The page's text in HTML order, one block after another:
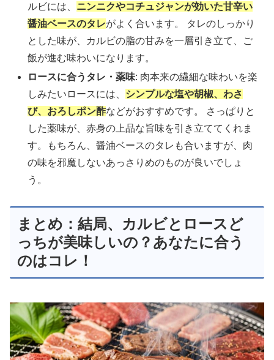
ルビには、 ニンニクやコチュジャンが効いた甘辛い
醤油ベースのタレがよく合います。 タレのしっかり
とした味が、カルビの脂の甘みを一層引き立て、ご
飯が進む味わいになります。
ロースに合うタレ・薬味: 肉本来の繊細な味わいを楽
しみたいロースには、 シンプルな塩や胡椒、わさ
び、おろしポン酢などがおすすめです。 さっぱりと
した薬味が、赤身の上品な旨味を引き立ててくれま
す。もちろん、醤油ベースのタレも合いますが、肉
の味を邪魔しないあっさりめのものが良いでしょ
う。
まとめ：結局、カルビとロースど
っちが美味しいの？あなたに合う
のはコレ！